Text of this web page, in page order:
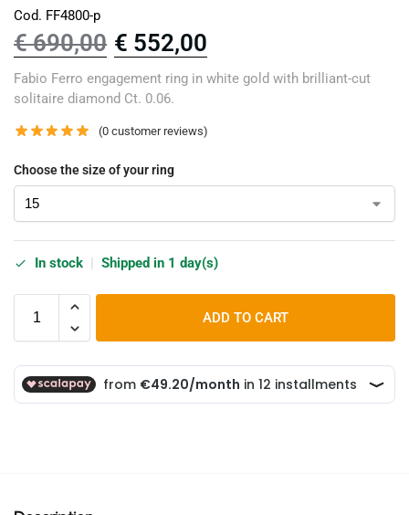
Cod. FF4800-p
€690,00 € 552,00
Fabio Ferro engagement ring in white gold with brilliant-cut
solitaire diamond Ct. 0.06.
(0 customer reviews)
Choose the size of your ring
In stock | Shipped in 1 day(s)
ADD TO CART